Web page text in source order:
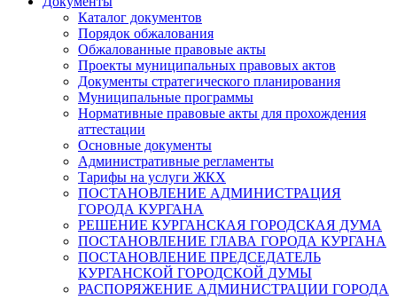
Каталог документов
Порядок обжалования
Обжалованные правовые акты
Проекты муниципальных правовых актов
Документы стратегического планирования
Муниципальные программы
Нормативные правовые акты для прохождения
аттестации
Основные документы
Административные регламенты
Тарифы на услуги ЖКХ
ПОСТАНОВЛЕНИЕ АДМИНИСТРАЦИЯ
ГОРОДА КУРГАНА
РЕШЕНИЕ КУРГАНСКАЯ ГОРОДСКАЯ ДУМА
ПОСТАНОВЛЕНИЕ ГЛАВА ГОРОДА КУРГАНА
ПОСТАНОВЛЕНИЕ ПРЕДСЕДАТЕЛЬ
КУРГАНСКОЙ ГОРОДСКОЙ ДУМЫ
РАСПОРЯЖЕНИЕ АДМИНИСТРАЦИИ ГОРОДА